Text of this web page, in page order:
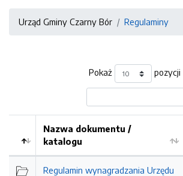
Urząd Gminy Czarny Bór Regulaminy
Pokaż pozycji
Kolejność
Nazwa dokumentu /
katalogu
Regulamin wynagradzania Urzędu